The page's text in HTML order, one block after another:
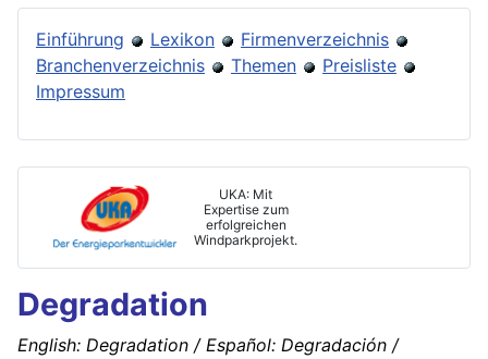
Einführung Lexikon
Firmenverzeichnis
Branchenverzeichnis
Themen
Preisliste
Impressum
UKA: Mit
Expertise zum
erfolgreichen
Windparkprojekt.
Degradation
English: Degradation / Español: Degradación /